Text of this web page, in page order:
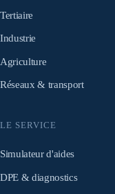
Tertiaire
Industrie
Agriculture
Réseaux & transport
LE SERVICE
Simulateur d'aides
DPE & diagnostics